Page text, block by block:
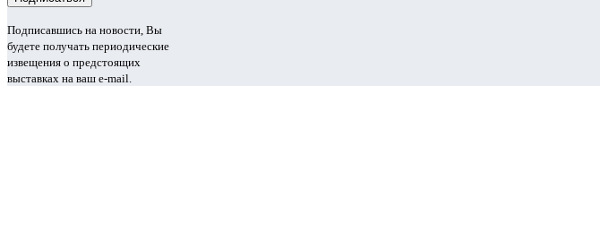
Подписавшись на новости, Вы
будете получать периодические
извещения о предстоящих
выставках на ваш e-mail.